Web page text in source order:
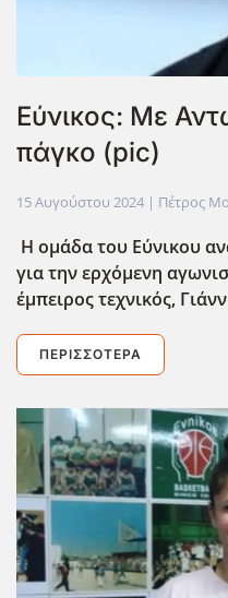
Εύνικος: Με
πάγκο (pic)
15 Αυγούστου 2024 | Πέτρος
Η ομάδα του Εύνικου
για την ερχόμενη
έμπειρος τεχνικός,
ΠΕΡΙΣΣΌΤΕΡΑ